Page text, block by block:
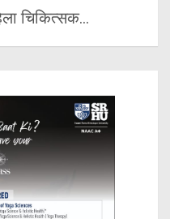
चिकित्सक…